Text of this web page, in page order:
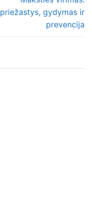
priežastys, gydymas ir
prevencija